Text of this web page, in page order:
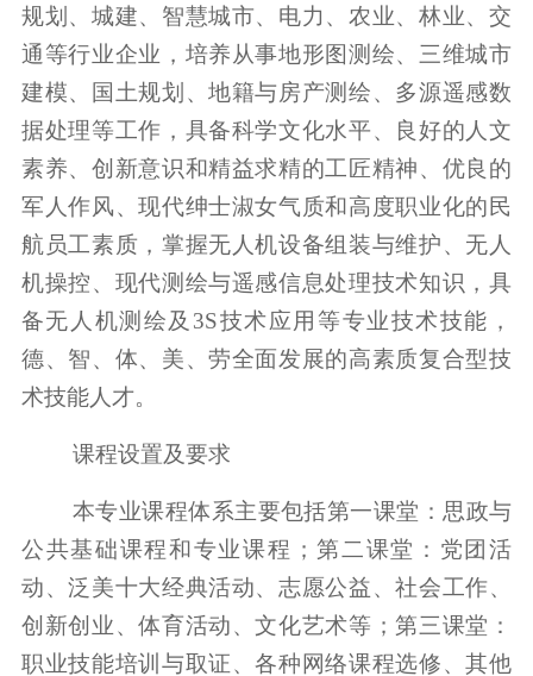
规划、城建、智慧城市、电力、农业、林业、交
通等行业企业，培养从事地形图测绘、三维城市
建模、国土规划、地籍与房产测绘、多源遥感数
据处理等工作，具备科学文化水平、良好的人文
素养、创新意识和精益求精的工匠精神、优良的
军人作风、现代绅士淑女气质和高度职业化的民
航员工素质，掌握无人机设备组装与维护、无人
机操控、现代测绘与遥感信息处理技术知识，具
备无人机测绘及3S技术应用等专业技术技能，
德、智、体、美、劳全面发展的高素质复合型技
术技能人才。
课程设置及要求
本专业课程体系主要包括第一课堂：思政与
公共基础课程和专业课程；第二课堂：党团活
动、泛美十大经典活动、志愿公益、社会工作、
创新创业、体育活动、文化艺术等；第三课堂：
职业技能培训与取证、各种网络课程选修、其他